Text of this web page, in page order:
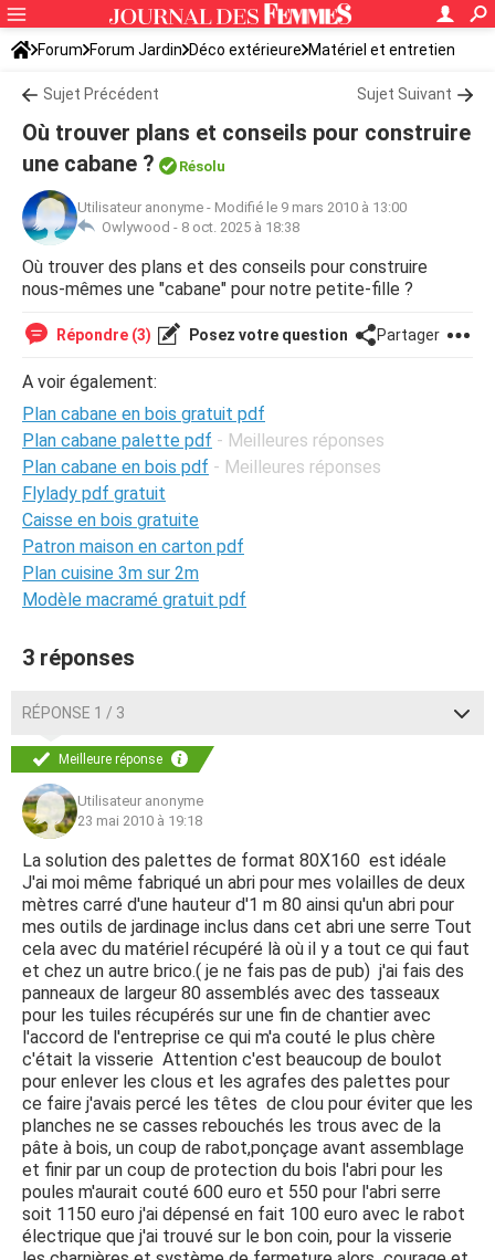
Forum Forum Jardin Déco extérieure Matériel et entretien
Sujet Précédent Sujet Suivant
Où trouver plans et conseils pour construire
une cabane ?
Résolu
Utilisateur anonyme - Modifié le 9 mars 2010 à 13:00
Owlywood - 8 oct. 2025 à 18:38
Où trouver des plans et des conseils pour construire
nous-mêmes une "cabane" pour notre petite-fille ?
Répondre (3) Posez votre question Partager
A voir également:
Plan cabane en bois gratuit pdf
Plan cabane palette pdf - Meilleures réponses
Plan cabane en bois pdf - Meilleures réponses
Flylady pdf gratuit
Caisse en bois gratuite
Patron maison en carton pdf
Plan cuisine 3m sur 2m
Modèle macramé gratuit pdf
3 réponses
RÉPONSE 1 / 3
Meilleure réponse
Utilisateur anonyme
23 mai 2010 à 19:18
La solution des palettes de format 80X160 est idéale
J'ai moi même fabriqué un abri pour mes volailles de deux
mètres carré d'une hauteur d'1 m 80 ainsi qu'un abri pour
mes outils de jardinage inclus dans cet abri une serre Tout
cela avec du matériel récupéré là où il y a tout ce qui faut
et chez un autre brico.( je ne fais pas de pub) j'ai fais des
panneaux de largeur 80 assemblés avec des tasseaux
pour les tuiles récupérés sur une fin de chantier avec
l'accord de l'entreprise ce qui m'a couté le plus chère
c'était la visserie Attention c'est beaucoup de boulot
pour enlever les clous et les agrafes des palettes pour
ce faire j'avais percé les têtes de clou pour éviter que les
planches ne se casses rebouchés les trous avec de la
pâte à bois, un coup de rabot,ponçage avant assemblage
et finir par un coup de protection du bois l'abri pour les
poules m'aurait couté 600 euro et 550 pour l'abri serre
soit 1150 euro j'ai dépensé en fait 100 euro avec le rabot
électrique que j'ai trouvé sur le bon coin, pour la visserie